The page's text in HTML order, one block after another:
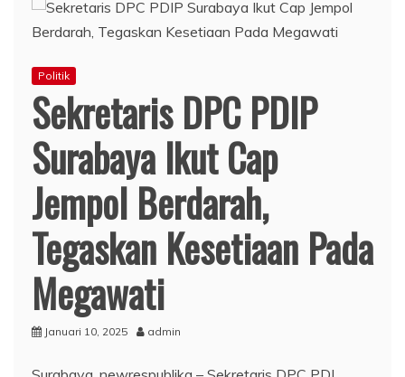
Politik
Sekretaris DPC PDIP
Surabaya Ikut Cap
Jempol Berdarah,
Tegaskan Kesetiaan Pada
Megawati
Januari 10, 2025 admin